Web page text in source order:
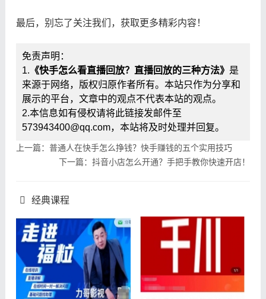
最后，别忘了关注我们，获取更多精彩内容！
免责声明：
1. 《快手怎么看直播回放？直播回放的三种方法》 是
来源于网络，版权归原作者所有。本站只作为分享和
展示的平台，文章中的观点不代表本站的观点。
2.本信息如有侵权请将此链接发邮件至
573943400@qq.com，本站将及时处理并回复。
上一篇：普通人在快手怎么挣钱？快手赚钱的五个实用技巧
下一篇：抖音小店怎么开通？手把手教你快速开店！
经典课程